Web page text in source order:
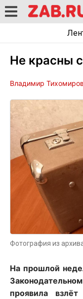
Не красны
Владимир Тихомиров
Фотография из
На прошлой
проявила